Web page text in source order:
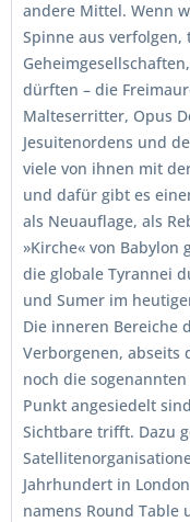
andere Mittel. Wenn
Spinne aus
dürften – die
Malteserritter, Opus
Jesuitenordens und
viele von ihnen mit
und dafür gibt es
als Neuauflage, als
»Kirche« von
die globale Tyrannei
und Sumer im
Die inneren Bereiche
Verborgenen, abseits
noch die
Punkt angesiedelt
Sichtbare trifft. Dazu
Jahrhundert in
namens Round Table